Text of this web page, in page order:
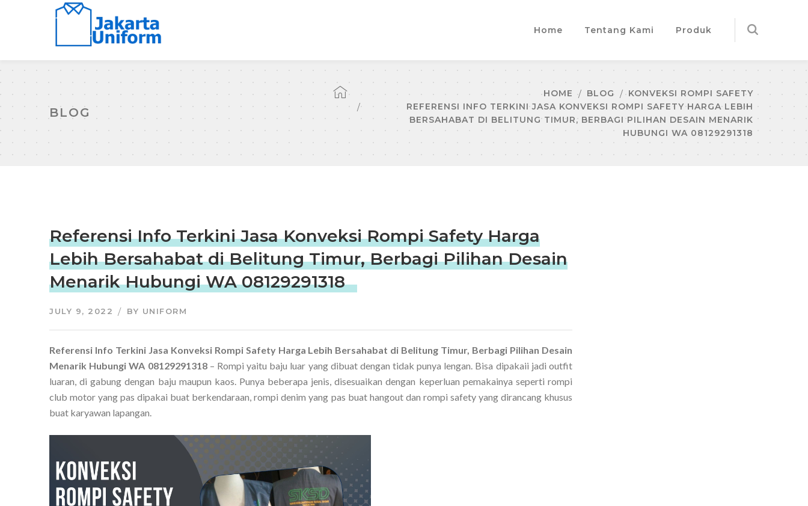
Home Tentang Kami Produk
BLOG
HOME BLOG
KONVEKSI ROMPI SAFETY
REFERENSI INFO TERKINI JASA KONVEKSI ROMPI SAFETY HARGA LEBIH
BERSAHABAT DI BELITUNG TIMUR, BERBAGI PILIHAN DESAIN MENARIK
HUBUNGI WA 08129291318
Referensi Info Terkini Jasa Konveksi Rompi Safety Harga
Lebih Bersahabat di Belitung Timur, Berbagi Pilihan Desain
Menarik Hubungi WA 08129291318
JULY 9, 2022 BY UNIFORM
Referensi Info Terkini Jasa Konveksi Rompi Safety Harga Lebih Bersahabat di Belitung Timur, Berbagi Pilihan Desain
Menarik Hubungi WA 08129291318– Rompi yaitu baju luar yang dibuat dengan tidak punya lengan. Bisa dipakaii jadi outfit
luaran, di gabung dengan baju maupun kaos. Punya beberapa jenis, disesuaikan dengan keperluan pemakainya seperti rompi
club motor yang pas dipakai buat berkendaraan, rompi denim yang pas buat hangout dan rompi safety yang dirancang khusus
buat karyawan lapangan.